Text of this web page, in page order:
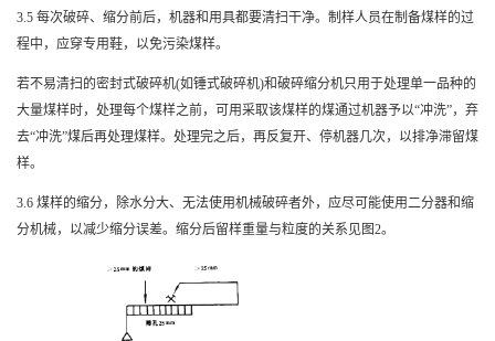
3.5 每次破碎、缩分前后，机器和用具都要清扫干净。制样人员在制备煤样的过
程中，应穿专用鞋，以免污染煤样。
若不易清扫的密封式破碎机(如锤式破碎机)和破碎缩分机只用于处理单一品种的
大量煤样时，处理每个煤样之前，可用采取该煤样的煤通过机器予以“冲洗”，弃
去“冲洗”煤后再处理煤样。处理完之后，再反复开、停机器几次，以排净滞留煤
样。
3.6 煤样的缩分，除水分大、无法使用机械破碎者外，应尽可能使用二分器和缩
分机械，以减少缩分误差。缩分后留样重量与粒度的关系见图2。